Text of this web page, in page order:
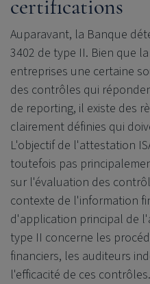
certifications
Auparavant, la Banque
3402 de type II. Bien que
entreprises une certaine
des contrôles qui
de reporting, il existe des
clairement définies qui
L'objectif de l'attestation
toutefois pas
sur l'évaluation des
contexte de l'information
d'application principal de
type II concerne les
financiers, les auditeurs
l'efficacité de ces contrôles.